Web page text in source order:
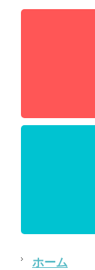
ホーム